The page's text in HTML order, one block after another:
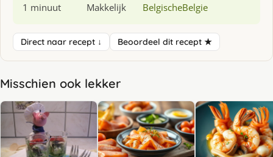
1 minuut Makkelijk BelgischeBelgie
Direct naar recept ↓ Beoordeel dit recept ★
Misschien ook lekker